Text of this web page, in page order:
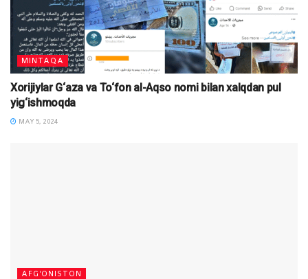
MINTAQA
Xorijiylar G‘aza va To‘fon al-Aqso nomi bilan xalqdan pul
yig‘ishmoqda
MAY 5, 2024
AFG'ONISTON